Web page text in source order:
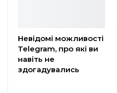
Невідомі можливості
Telegram, про які ви
навіть не
здогадувались